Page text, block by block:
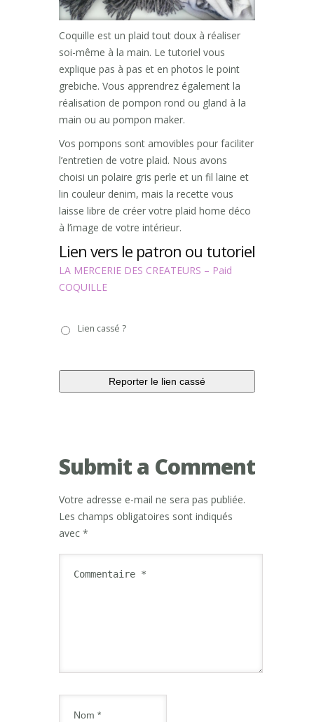
Coquille est un plaid tout doux à réaliser
soi-même à la main. Le tutoriel vous
explique pas à pas et en photos le point
grebiche. Vous apprendrez également la
réalisation de pompon rond ou gland à la
main ou au pompon maker.
Vos pompons sont amovibles pour faciliter
l’entretien de votre plaid. Nous avons
choisi un polaire gris perle et un fil laine et
lin couleur denim, mais la recette vous
laisse libre de créer votre plaid home déco
à l’image de votre intérieur.
Lien vers le patron ou tutoriel
LA MERCERIE DES CREATEURS – Paid
COQUILLE
casséLien cassé ?
Submit a Comment
Votre adresse e-mail ne sera pas publiée.
Les champs obligatoires sont indiqués
avec *